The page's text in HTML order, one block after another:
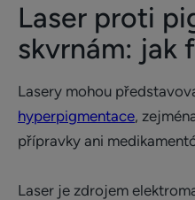
Laser proti
skvrnám: jak
Lasery mohou
hyperpigmentace,
přípravky ani
Laser je zdrojem